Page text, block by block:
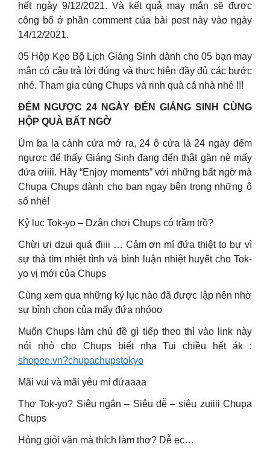
hết ngày 9/12/2021. Và kết quả may mắn sẽ được
công bố ở phần comment của bài post này vào ngày
14/12/2021.
05 Hộp Kẹo Bộ Lịch Giáng Sinh dành cho 05 bạn may
mắn có câu trả lời đúng và thực hiện đầy đủ các bước
nhé. Tham gia cùng Chups và rinh quà cả nhà nhé !!!
ĐẾM NGƯỢC 24 NGÀY ĐẾN GIÁNG SINH CÙNG
HỘP QUÀ BẤT NGỜ
Úm ba la cánh cửa mở ra, 24 ô cửa là 24 ngày đếm
ngược để thấy Giáng Sinh đang đến thật gần nè mấy
đứa ơiiii. Hãy “Enjoy moments” với những bất ngờ mà
Chupa Chups dành cho bạn ngay bên trong những ô
số nhé!
Kỷ lục Tok-yo – Dzân chơi Chups có trầm trồ?
Chừi ưi dzui quá điiii … Cảm ơn mí đứa thiệt to bự vì
sự thả tim nhiệt tình và bình luận nhiệt huyết cho Tok-
yo vị mới của Chups
Cùng xem qua những kỷ lục nào đã được lập nên nhờ
sự bình chọn của mấy đứa nhóoo
Muốn Chups làm chủ đề gì tiếp theo thì vào link này
nói nhỏ cho Chups biết nha Tui chiều hết ák :
shopee.vn?chupachupstokyo
Mãi vui và mãi yêu mí đứaaaa
Thơ Tok-yo? Siêu ngắn – Siêu dễ – siêu zuiiii Chupa
Chups
Hỏng giỏi văn mà thích làm thơ? Dễ ẹc…